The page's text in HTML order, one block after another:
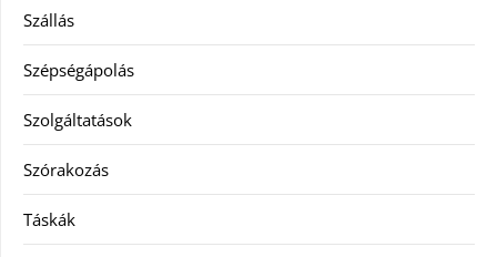
Szállás
Szépségápolás
Szolgáltatások
Szórakozás
Táskák